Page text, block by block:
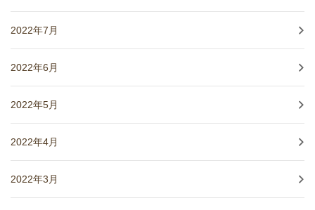
2022年7月
2022年6月
2022年5月
2022年4月
2022年3月